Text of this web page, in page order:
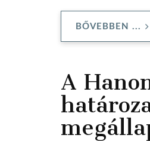
BŐVEBBEN ...
A